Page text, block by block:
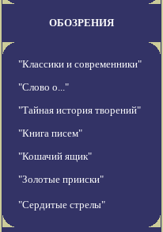
ОБОЗРЕНИЯ
"Классики и современники"
"Слово о..."
"Тайная история творений"
"Книга писем"
"Кошачий ящик"
"Золотые прииски"
"Сердитые стрелы"